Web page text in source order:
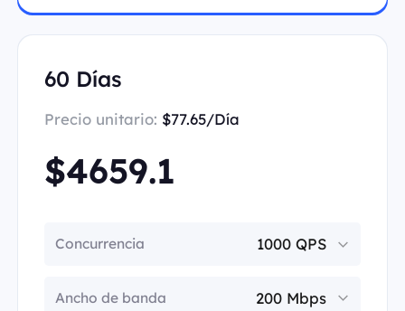
60 Días
Precio unitario: $77.65/Día
$4659.1
Concurrencia
Ancho de banda